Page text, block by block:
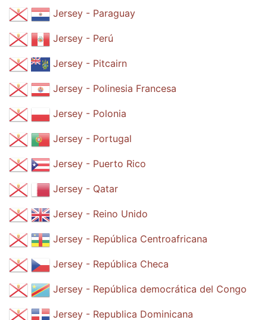
Jersey - Paraguay
Jersey - Perú
Jersey - Pitcairn
Jersey - Polinesia Francesa
Jersey - Polonia
Jersey - Portugal
Jersey - Puerto Rico
Jersey - Qatar
Jersey - Reino Unido
Jersey - República Centroafricana
Jersey - República Checa
Jersey - República democrática del Congo
Jersey - Republica Dominicana